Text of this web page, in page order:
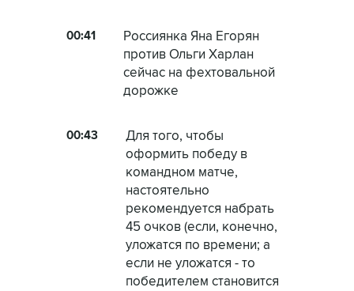
00:41
Россиянка Яна Егорян
против Ольги Харлан
сейчас на фехтовальной
дорожке
00:43
Для того, чтобы
оформить победу в
командном матче,
настоятельно
рекомендуется набрать
45 очков (если, конечно,
уложатся по времени; а
если не уложатся - то
победителем становится